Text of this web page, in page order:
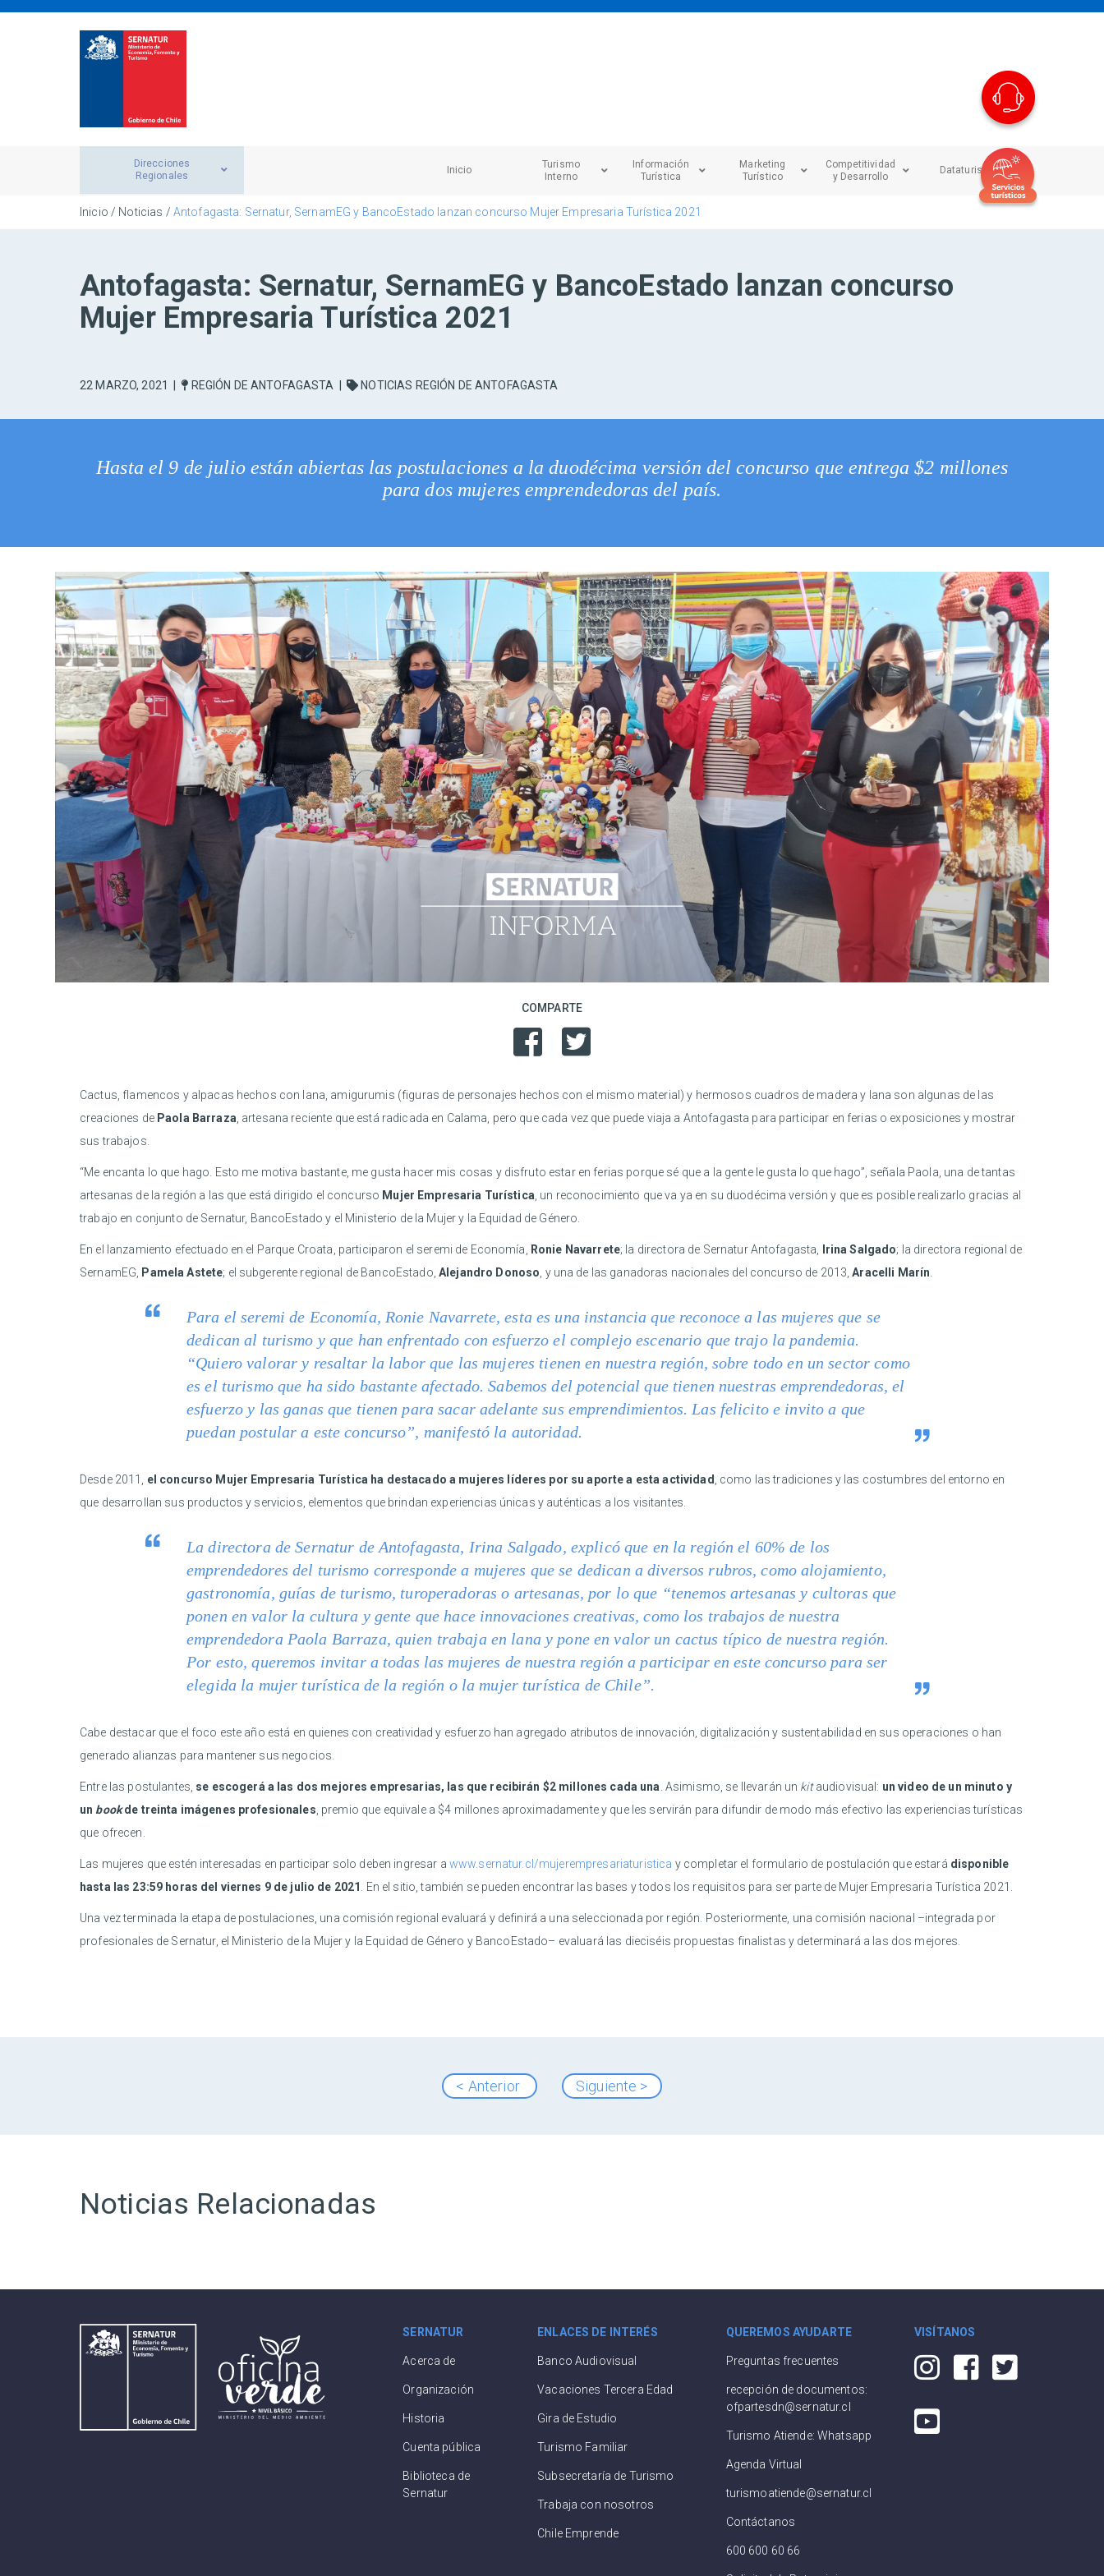
Direcciones
Regionales
Inicio
Turismo
Interno
Información
Turística
Marketing
Turístico
Competitividad
y Desarrollo
Dataturismo
Inicio / Noticias / Antofagasta: Sernatur, SernamEG y BancoEstado lanzan concurso Mujer Empresaria Turística 2021
Antofagasta: Sernatur, SernamEG y BancoEstado lanzan concurso
Mujer Empresaria Turística 2021
22 MARZO, 2021 REGIÓN DE ANTOFAGASTA NOTICIAS REGIÓN DE ANTOFAGASTA
Hasta el 9 de julio están abiertas las postulaciones a la duodécima versión del concurso que entrega $2 millones
para dos mujeres emprendedoras del país.
COMPARTE
Cactus, flamencos y alpacas hechos con lana, amigurumis (figuras de personajes hechos con el mismo material) y hermosos cuadros de madera y lana son algunas de las
creaciones de Paola Barraza , artesana reciente que está radicada en Calama, pero que cada vez que puede viaja a Antofagasta para participar en ferias o exposiciones y mostrar
sus trabajos.
“Me encanta lo que hago. Esto me motiva bastante, me gusta hacer mis cosas y disfruto estar en ferias porque sé que a la gente le gusta lo que hago”, señala Paola, una de tantas
artesanas de la región a las que está dirigido el concurso Mujer Empresaria Turística , un reconocimiento que va ya en su duodécima versión y que es posible realizarlo gracias al
trabajo en conjunto de Sernatur, BancoEstado y el Ministerio de la Mujer y la Equidad de Género.
En el lanzamiento efectuado en el Parque Croata, participaron el seremi de Economía, Ronie Navarrete; la directora de Sernatur Antofagasta, Irina Salgado; la directora regional de
SernamEG,
Pamela Astete; el subgerente regional de BancoEstado, Alejandro Donoso , y una de las ganadoras nacionales del concurso de 2013,Aracelli Marín
Para el seremi de Economía, Ronie Navarrete, esta es una instancia que reconoce a las mujeres que se
dedican al turismo y que han enfrentado con esfuerzo el complejo escenario que trajo la pandemia.
“Quiero valorar y resaltar la labor que las mujeres tienen en nuestra región, sobre todo en un sector como
es el turismo que ha sido bastante afectado. Sabemos del potencial que tienen nuestras emprendedoras, el
esfuerzo y las ganas que tienen para sacar adelante sus emprendimientos. Las felicito e invito a que
puedan postular a este concurso”, manifestó la autoridad.
Desde 2011, el concurso Mujer Empresaria Turística ha destacado a mujeres líderes por su aporte a esta actividad
, como las tradiciones y las costumbres del entorno en
que desarrollan sus productos y servicios, elementos que brindan experiencias únicas y auténticas a los visitantes.
La directora de Sernatur de Antofagasta, Irina Salgado, explicó que en la región el 60% de los
emprendedores del turismo corresponde a mujeres que se dedican a diversos rubros, como alojamiento,
gastronomía, guías de turismo, turoperadoras o artesanas, por lo que “tenemos artesanas y cultoras que
ponen en valor la cultura y gente que hace innovaciones creativas, como los trabajos de nuestra
emprendedora Paola Barraza, quien trabaja en lana y pone en valor un cactus típico de nuestra región.
Por esto, queremos invitar a todas las mujeres de nuestra región a participar en este concurso para ser
elegida la mujer turística de la región o la mujer turística de Chile”.
Cabe destacar que el foco este año está en quienes con creatividad y esfuerzo han agregado atributos de innovación, digitalización y sustentabilidad en sus operaciones o han
generado alianzas para mantener sus negocios.
Entre las postulantes, se escogerá a las dos mejores empresarias, las que recibirán $2 millones cada una . Asimismo, se llevarán un kitaudiovisual: un video de un minuto y
un bookde treinta imágenes profesionales , premio que equivale a $4 millones aproximadamente y que les servirán para difundir de modo más efectivo las experiencias turísticas
que ofrecen.
Las mujeres que estén interesadas en participar solo deben ingresar a www.sernatur.cl/mujerempresariaturistica y completar el formulario de postulación que estará disponible
hasta las 23:59 horas del viernes 9 de julio de 2021
. En el sitio, también se pueden encontrar las bases y todos los requisitos para ser parte de Mujer Empresaria Turística 2021.
Una vez terminada la etapa de postulaciones, una comisión regional evaluará y definirá a una seleccionada por región. Posteriormente, una comisión nacional –integrada por
profesionales de Sernatur, el Ministerio de la Mujer y la Equidad de Género y BancoEstado– evaluará las dieciséis propuestas finalistas y determinará a las dos mejores.
< Anterior Siguiente >
Noticias Relacionadas
SERNATUR
Acerca de
Organización
Historia
Cuenta pública
Biblioteca de
Sernatur
ENLACES DE INTERÉS
Banco Audiovisual
Vacaciones Tercera Edad
Gira de Estudio
Turismo Familiar
Subsecretaría de Turismo
Trabaja con nosotros
Chile Emprende
QUEREMOS AYUDARTE
Preguntas frecuentes
recepción de documentos:
ofpartesdn@sernatur.cl
Turismo Atiende: Whatsapp
Agenda Virtual
turismoatiende@sernatur.cl
Contáctanos
600 600 60 66
VISÍTANOS